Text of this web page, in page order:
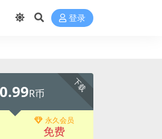
登录
下载
0.99R币
永久会员
免费